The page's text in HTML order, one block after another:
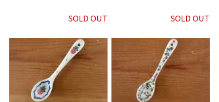
SOLD OUT SOLD OUT